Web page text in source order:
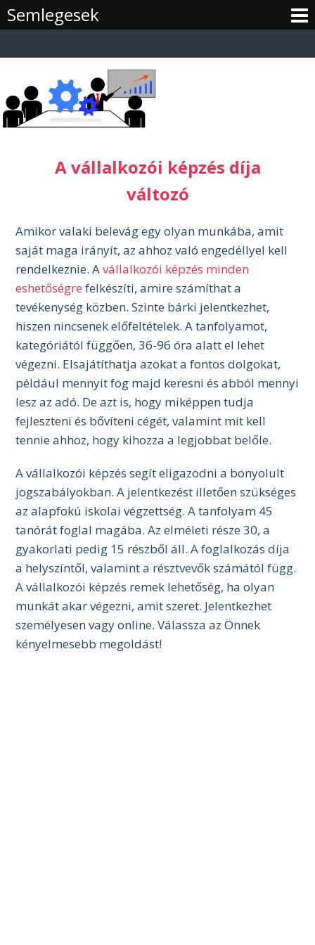
Semlegesek
content
A vállalkozói képzés díja
változó
Amikor valaki belevág egy olyan munkába, amit
saját maga irányít, az ahhoz való engedéllyel kell
rendelkeznie. Avállalkozói képzés minden
eshetőségre felkészíti, amire számíthat a
tevékenység közben. Szinte bárki jelentkezhet,
hiszen nincsenek előfeltételek. A tanfolyamot,
kategóriától függően, 36-96 óra alatt el lehet
végezni. Elsajátíthatja azokat a fontos dolgokat,
például mennyit fog majd keresni és abból mennyi
lesz az adó. De azt is, hogy miképpen tudja
fejleszteni és bővíteni cégét, valamint mit kell
tennie ahhoz, hogy kihozza a legjobbat belőle.
A vállalkozói képzés segít eligazodni a bonyolult
jogszabályokban. A jelentkezést illetően szükséges
az alapfokú iskolai végzettség. A tanfolyam 45
tanórát foglal magába. Az elméleti része 30, a
gyakorlati pedig 15 részből áll. A foglalkozás díja
a helyszíntől, valamint a résztvevők számától függ.
A vállalkozói képzés remek lehetőség, ha olyan
munkát akar végezni, amit szeret. Jelentkezhet
személyesen vagy online. Válassza az Önnek
kényelmesebb megoldást!